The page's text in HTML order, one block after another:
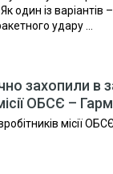
один із варіантів
удару ...
захопили в
ОБСЄ –
місії